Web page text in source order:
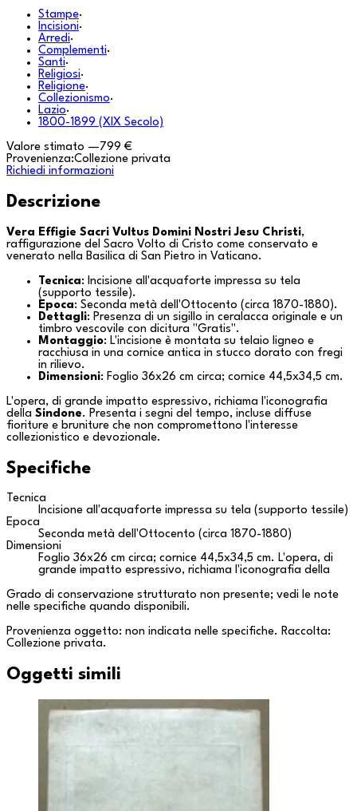
Stampe·
Incisioni·
Arredi·
Complementi·
Santi·
Religiosi·
Religione·
Collezionismo·
Lazio·
1800-1899 (XIX Secolo)
Valore stimato —799 €
Provenienza:Collezione privata
Richiedi informazioni
Descrizione
Vera Effigie Sacri Vultus Domini Nostri Jesu Christi,
raffigurazione del Sacro Volto di Cristo come conservato e
venerato nella Basilica di San Pietro in Vaticano.
Tecnica: Incisione all'acquaforte impressa su tela
(supporto tessile).
Epoca: Seconda metà dell'Ottocento (circa 1870-1880).
Dettagli: Presenza di un sigillo in ceralacca originale e un
timbro vescovile con dicitura "Gratis".
Montaggio: L'incisione è montata su telaio ligneo e
racchiusa in una cornice antica in stucco dorato con fregi
in rilievo.
Dimensioni: Foglio 36x26 cm circa; cornice 44,5x34,5 cm.
L'opera, di grande impatto espressivo, richiama l'iconografia
della Sindone. Presenta i segni del tempo, incluse diffuse
fioriture e bruniture che non compromettono l'interesse
collezionistico e devozionale.
Specifiche
Tecnica
Incisione all'acquaforte impressa su tela (supporto tessile)
Epoca
Seconda metà dell'Ottocento (circa 1870-1880)
Dimensioni
Foglio 36x26 cm circa; cornice 44,5x34,5 cm. L'opera, di
grande impatto espressivo, richiama l'iconografia della
Grado di conservazione strutturato non presente; vedi le note
nelle specifiche quando disponibili.
Provenienza oggetto: non indicata nelle specifiche. Raccolta:
Collezione privata.
Oggetti simili